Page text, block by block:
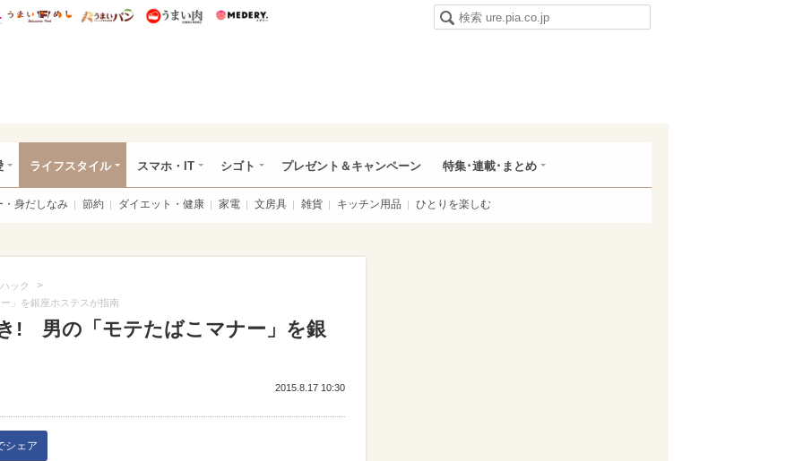
総研 ディズニー特集
mimot. うまいめし うまいパン うまい肉
ライフスタイル スマホ・IT シゴト プレゼント＆キャンペーン 特集･連載･まとめ
・身だしなみ 節約 ダイエット・健康 家電 文房具 雑貨 キッチン用品 ひとりを楽しむ
ック >
」を銀座ホステスが指南
! 男の「モテたばこマナー」を銀
2015.8.17 10:30
シェア